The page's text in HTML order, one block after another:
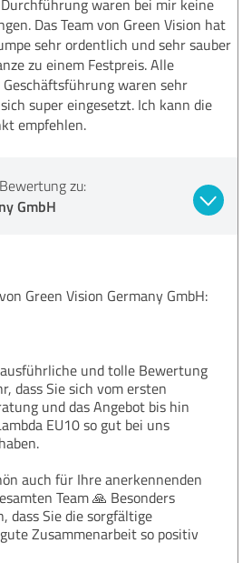
waren bei mir keine
Das Team von Green Vision hat
sehr ordentlich und sehr sauber
zu einem Festpreis. Alle
waren sehr
super eingesetzt. Ich kann die
empfehlen.
zu:
GmbH
Green Vision Germany GmbH:
und tolle Bewertung
dass Sie sich vom ersten
und das Angebot bis hin
EU10 so gut bei uns
auch für Ihre anerkennenden
Team 🙏 Besonders
dass Sie die sorgfältige
Zusammenarbeit so positiv